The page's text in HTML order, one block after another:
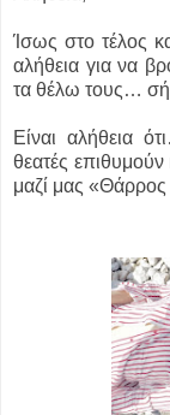
Ίσως στο τέλος
αλήθεια για να
τα θέλω τους…
Είναι αλήθεια
θεατές
μαζί μας «Θάρρος